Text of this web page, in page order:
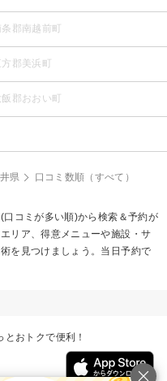
条郡南越前町
方郡美浜町
飯郡おおい町
県 口コミ数順（すべて）
口コミが多い順)から検索＆予約が
リア、得意メニューや施設・サ
を見つけましょう。当日予約で
おトクで便利！